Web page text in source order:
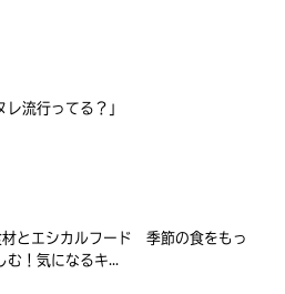
レ流行ってる？」
材とエシカルフード 季節の食をもっ
む！気になるキ...